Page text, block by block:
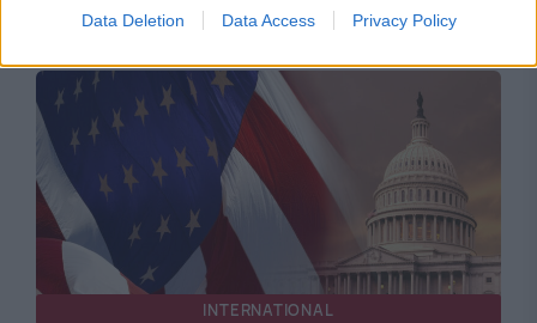
Data Deletion Data Access Privacy Policy
japonez, iar BCE reacționează
INTERNATIONAL